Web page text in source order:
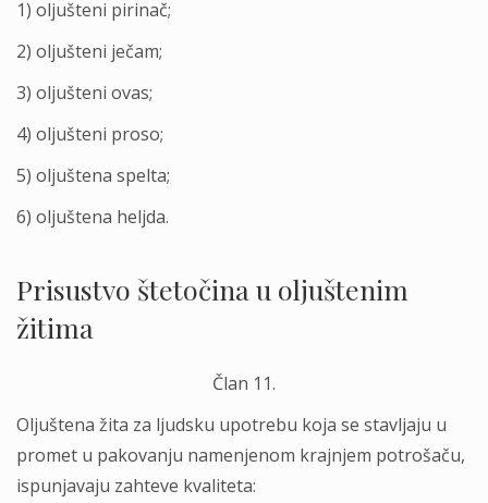
1) olјušteni pirinač;
2) olјušteni ječam;
3) olјušteni ovas;
4) olјušteni proso;
5) olјuštena spelta;
6) olјuštena helјda.
Prisustvo štetočina u olјuštenim
žitima
Član 11.
Olјuštena žita za lјudsku upotrebu koja se stavlјaju u
promet u pakovanju namenjenom krajnjem potrošaču,
ispunjavaju zahteve kvaliteta: